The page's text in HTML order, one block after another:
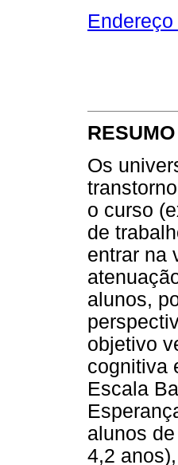
RESUMO
Os
o curso
de
entrar na
alunos,
objetivo
cognitiva
Escala
alunos
4,2